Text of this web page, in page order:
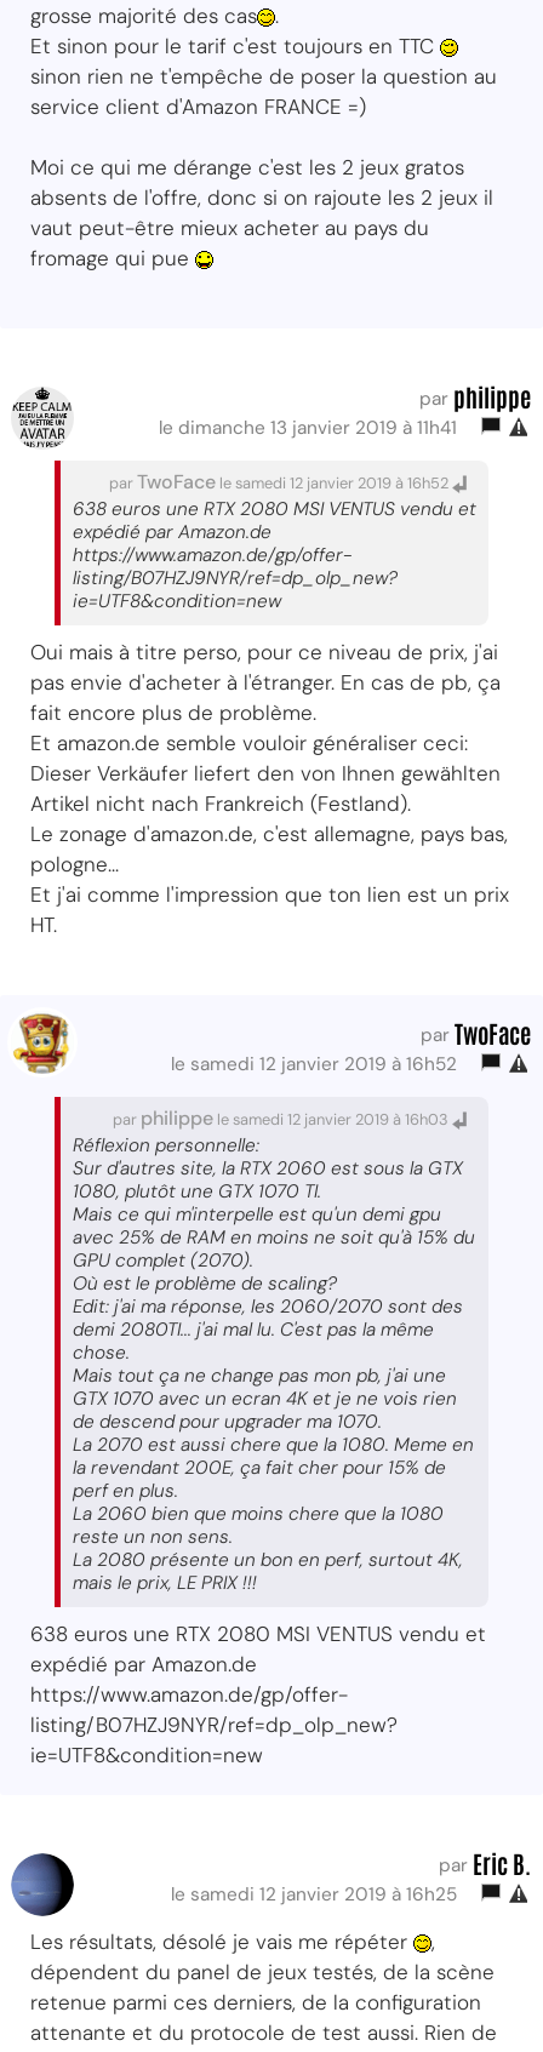
grosse majorité des cas
.
Et sinon pour le tarif c'est toujours en TTC
sinon rien ne t'empêche de poser la question au
service client d'Amazon FRANCE =)
Moi ce qui me dérange c'est les 2 jeux gratos
absents de l'offre, donc si on rajoute les 2 jeux il
vaut peut-être mieux acheter au pays du
fromage qui pue
par philippe
le dimanche 13 janvier 2019 à 11h41
parTwoFace le samedi 12 janvier 2019 à 16h52
638 euros une RTX 2080 MSI VENTUS vendu et
expédié par Amazon.de
https://www.amazon.de/gp/offer-
listing/B07HZJ9NYR/ref=dp_olp_new?
ie=UTF8&condition=new
Oui mais à titre perso, pour ce niveau de prix, j'ai
pas envie d'acheter à l'étranger. En cas de pb, ça
fait encore plus de problème.
Et amazon.de semble vouloir généraliser ceci:
Dieser Verkäufer liefert den von Ihnen gewählten
Artikel nicht nach Frankreich (Festland).
Le zonage d'amazon.de, c'est allemagne, pays bas,
pologne...
Et j'ai comme l'impression que ton lien est un prix
HT.
par TwoFace
le samedi 12 janvier 2019 à 16h52
par philippe le samedi 12 janvier 2019 à 16h03
Réflexion personnelle:
Sur d'autres site, la RTX 2060 est sous la GTX
1080, plutôt une GTX 1070 TI.
Mais ce qui m'interpelle est qu'un demi gpu
avec 25% de RAM en moins ne soit qu'à 15% du
GPU complet (2070).
Où est le problème de scaling?
Edit: j'ai ma réponse, les 2060/2070 sont des
demi 2080TI... j'ai mal lu. C'est pas la même
chose.
Mais tout ça ne change pas mon pb, j'ai une
GTX 1070 avec un ecran 4K et je ne vois rien
de descend pour upgrader ma 1070.
La 2070 est aussi chere que la 1080. Meme en
la revendant 200E, ça fait cher pour 15% de
perf en plus.
La 2060 bien que moins chere que la 1080
reste un non sens.
La 2080 présente un bon en perf, surtout 4K,
mais le prix, LE PRIX !!!
638 euros une RTX 2080 MSI VENTUS vendu et
expédié par Amazon.de
https://www.amazon.de/gp/offer-
listing/B07HZJ9NYR/ref=dp_olp_new?
ie=UTF8&condition=new
par Eric B.
le samedi 12 janvier 2019 à 16h25
Les résultats, désolé je vais me répéter
,
dépendent du panel de jeux testés, de la scène
retenue parmi ces derniers, de la configuration
attenante et du protocole de test aussi. Rien de